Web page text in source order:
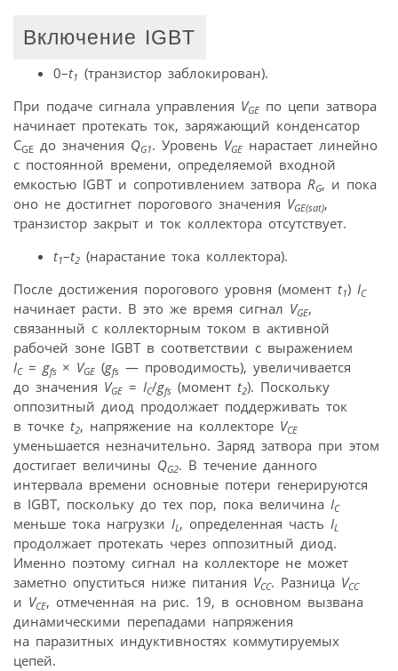
Включение IGBT
0–t1 (транзистор заблокирован).
При подаче сигнала управления VGE по цепи затвора
начинает протекать ток, заряжающий конденсатор
CGE до значения QG1. Уровень VGE нарастает линейно
с постоянной времени, определяемой входной
емкостью IGBT и сопротивлением затвора RG, и пока
оно не достигнет порогового значения VGE(sat),
транзистор закрыт и ток коллектора отсутствует.
t1–t2 (нарастание тока коллектора).
После достижения порогового уровня (момент t1) IC
начинает расти. В это же время сигнал VGE,
связанный с коллекторным током в активной
рабочей зоне IGBT в соответствии с выражением
IC= gfs × VGE (gfs — проводимость), увеличивается
до значения VGE = IC/gfs (момент t2). Поскольку
оппозитный диод продолжает поддерживать ток
в точке t2, напряжение на коллекторе VCE
уменьшается незначительно. Заряд затвора при этом
достигает величины QG2. В течение данного
интервала времени основные потери генерируются
в IGBT, поскольку до тех пор, пока величина IC
меньше тока нагрузки IL, определенная часть IL
продолжает протекать через оппозитный диод.
Именно поэтому сигнал на коллекторе не может
заметно опуститься ниже питания VCC. Разница VCC
и VCЕ, отмеченная на рис. 19, в основном вызвана
динамическими перепадами напряжения
на паразитных индуктивностях коммутируемых
цепей.